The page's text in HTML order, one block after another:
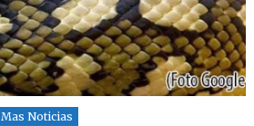
Mas Noticias